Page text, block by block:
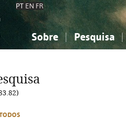
PT EN FR
Sobre Pesquisa
Ciências sociais...
Ciências sociais...